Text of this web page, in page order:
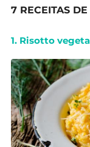
7 RECEITAS
1. Risotto